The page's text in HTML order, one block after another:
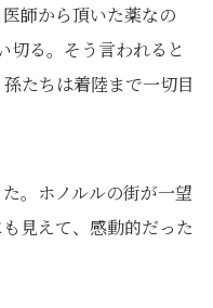
師から頂いた薬なの
切る。そう言われると
たちは着陸まで一切目
。ホノルルの街が一望
見えて、感動的だった